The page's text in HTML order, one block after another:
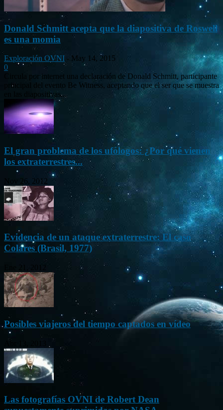
Donald Schmitt acepta que la diapositiva de Roswell
es una momia
Exploración OVNI - May 14, 2015
0
Circula por internet una declaración de Donald Schmitt, participante
principal del evento Be Witness, aceptando que el ser que se muestra
en las diapositivas...
El gran problema de los ufólogos: ¿Por qué vienen
los extraterrestres...
Nov 26, 2012
Evidencia de un ataque extraterrestre: El caso
Colares (Brasil, 1977)
Posibles viajeros del tiempo captados en vídeo
Las fotografías OVNI de Robert Dean